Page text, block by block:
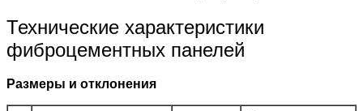
Технические характеристики
фиброцементных панелей
Размеры и отклонения